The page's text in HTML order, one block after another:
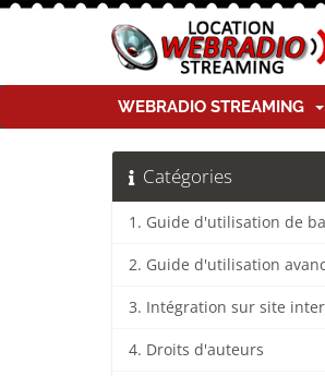
WEBRADIO STREAMING
Catégories
4. Droits d'auteurs